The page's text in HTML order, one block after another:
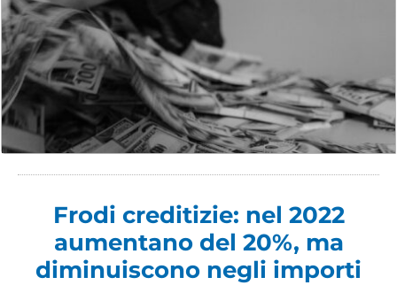
Frodi creditizie: nel 2022
aumentano del 20%, ma
diminuiscono negli importi